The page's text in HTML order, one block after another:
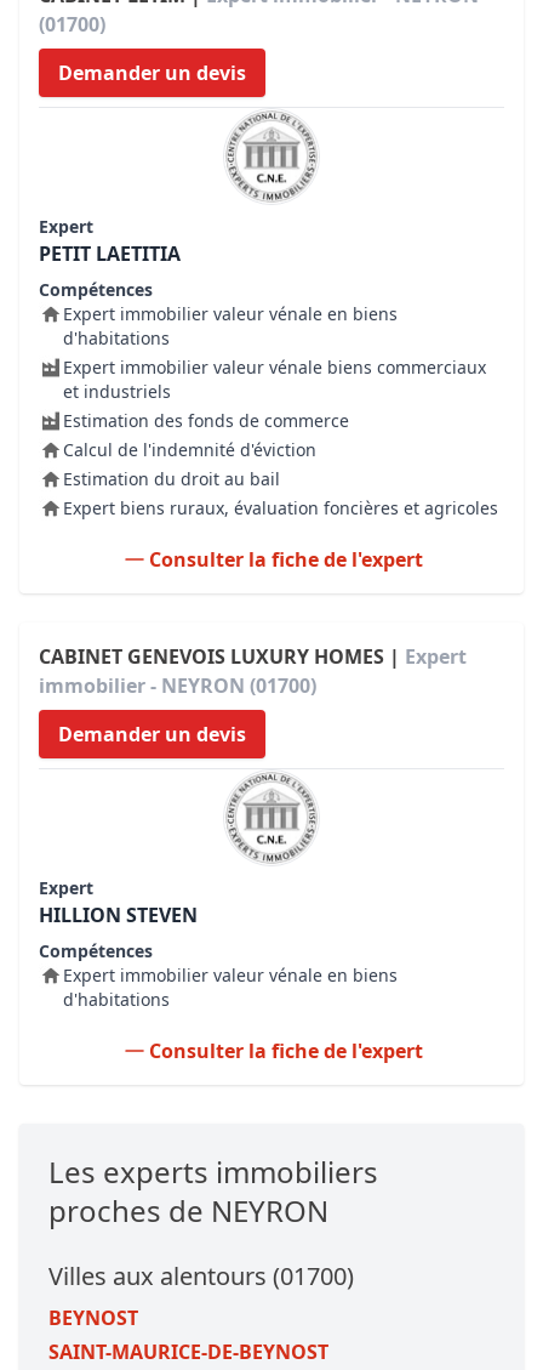
(01700)
Demander un devis
Expert
PETIT LAETITIA
Compétences
Expert immobilier valeur vénale en biens
d'habitations
Expert immobilier valeur vénale biens commerciaux
et industriels
Estimation des fonds de commerce
Calcul de l'indemnité d'éviction
Estimation du droit au bail
Expert biens ruraux, évaluation foncières et agricoles
Consulter la fiche de l'expert
CABINET GENEVOIS LUXURY HOMES | Expert
immobilier - NEYRON (01700)
Demander un devis
Expert
HILLION STEVEN
Compétences
Expert immobilier valeur vénale en biens
d'habitations
Consulter la fiche de l'expert
Les experts immobiliers
proches de NEYRON
Villes aux alentours (01700)
BEYNOST
SAINT-MAURICE-DE-BEYNOST